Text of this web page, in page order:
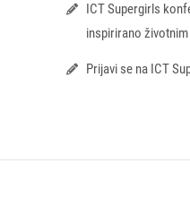
ICT Supergirls
inspirirano
Prijavi se na ICT